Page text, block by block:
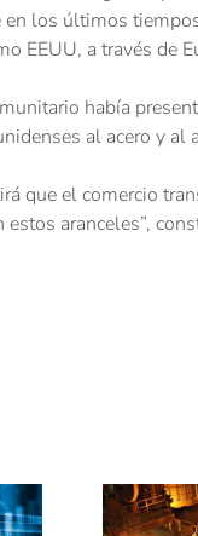
los últimos
EEUU, a través de
había
al acero y al
que el comercio
aranceles”,